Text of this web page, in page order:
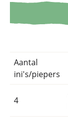
Aantal
ini's/piepers
4